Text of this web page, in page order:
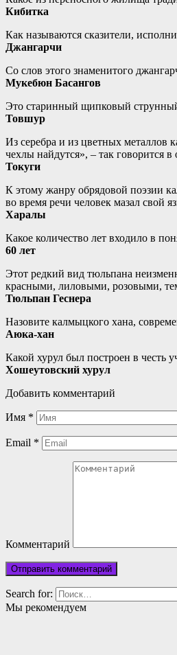
Кибитка
Как называются сказители,
Джангарчи
Со слов этого знаменитого
Мукебюн Басангов
Это старинный щипковый
Товшур
Из серебра и из цветных
чехлы найдутся», – так говорится
Токуги
К этому жанру обрядовой поэзии
во время речи человек мазал свой
Харалы
Какое количество лет входило в
60 лет
Этот редкий вид тюльпана
красными, лиловыми, розовыми,
Тюльпан Геснера
Назовите калмыцкого хана,
Аюка-хан
Какой хурул был построен в честь
Хошеутовский хурул
Добавить комментарий
Имя *
Email *
Комментарий
Search for:
Мы рекомендуем